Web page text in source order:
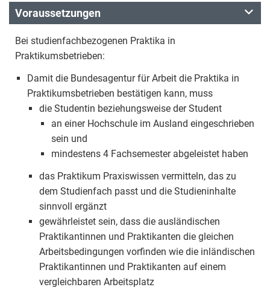
Voraussetzungen
Bei studienfachbezogenen Praktika in
Praktikumsbetrieben:
Damit die Bundesagentur für Arbeit die Praktika in
Praktikumsbetrieben bestätigen kann, muss
die Studentin beziehungsweise der Student
an einer Hochschule im Ausland eingeschrieben
sein und
mindestens 4 Fachsemester abgeleistet haben
das Praktikum Praxiswissen vermitteln, das zu
dem Studienfach passt und die Studieninhalte
sinnvoll ergänzt
gewährleistet sein, dass die ausländischen
Praktikantinnen und Praktikanten die gleichen
Arbeitsbedingungen vorfinden wie die inländischen
Praktikantinnen und Praktikanten auf einem
vergleichbaren Arbeitsplatz